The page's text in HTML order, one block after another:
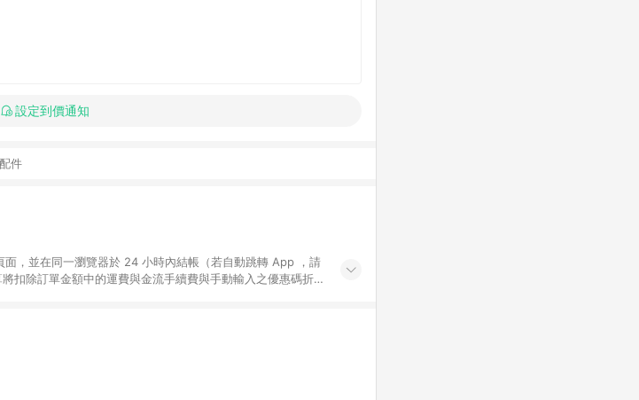
設定到價通知
件
，並在同一瀏覽器於 24 小時內結帳（若自動跳轉 App ，請
扣除訂單金額中的運費與金流手續費與手動輸入之優惠碼折
/ iOS v4.1.5 以上才具贈點資格。 7. 點數將於出貨後 45 天
前往 Pinkoi 頁面後才首次下載 Pinkoi APP 並完成訂單，不